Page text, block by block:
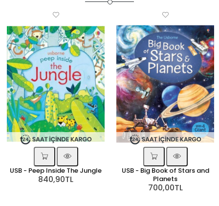
USB - Peep Inside The Jungle
840,90TL
USB - Big Book of Stars and
Planets
700,00TL